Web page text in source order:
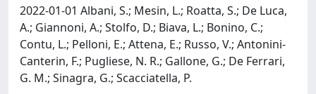
2022-01-01 Albani, S.; Mesin, L.; Roatta, S.; De Luca,
A.; Giannoni, A.; Stolfo, D.; Biava, L.; Bonino, C.;
Contu, L.; Pelloni, E.; Attena, E.; Russo, V.; Antonini-
Canterin, F.; Pugliese, N. R.; Gallone, G.; De Ferrari,
G. M.; Sinagra, G.; Scacciatella, P.